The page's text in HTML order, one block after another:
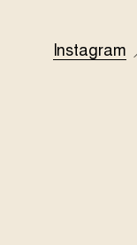
Instagram